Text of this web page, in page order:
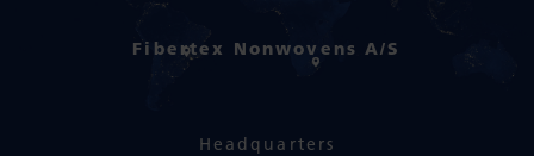
Fibertex Nonwovens A/S
Headquarters